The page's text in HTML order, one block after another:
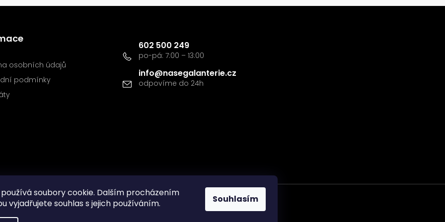
soubory cookie. Dalším procházením
vyjadřujete souhlas s jejich používáním.
Souhlasím
osobních údajů
podmínky
info@nasegalanterie.cz
602 500 249